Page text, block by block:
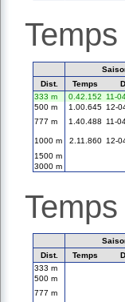
Dist.
Temps
333 m
0.42.152 11-
500 m
1.00.645 12-
777 m
1.40.488 11-
1000 m 2.11.860 12-
1500 m
3000 m
Dist.
Temps
333 m
500 m
777 m